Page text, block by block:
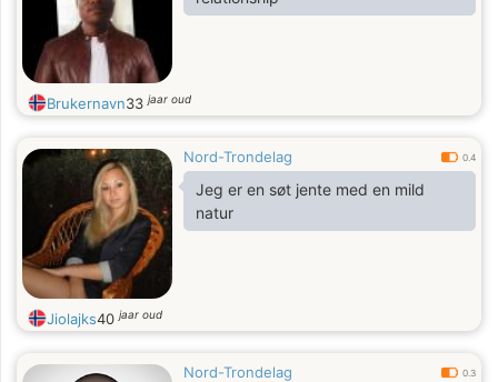
Brukernavn33jaar oud
Nord-Trondelag 0.4
Jeg er en søt jente med en mild
natur
Jiolajks40jaar oud
Nord-Trondelag 0.3